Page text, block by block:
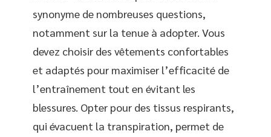
synonyme de nombreuses questions,
notamment sur la tenue à adopter. Vous
devez choisir des vêtements confortables
et adaptés pour maximiser l’efficacité de
l’entraînement tout en évitant les
blessures. Opter pour des tissus respirants,
qui évacuent la transpiration, permet de